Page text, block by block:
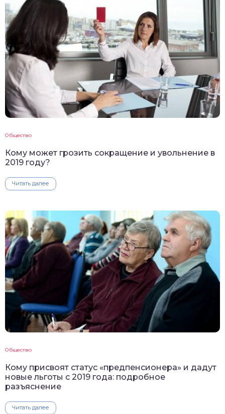
Общество
Кому может грозить сокращение и увольнение в
2019 году?
Читать далее
Общество
Кому присвоят статус «предпенсионера» и дадут
новые льготы с 2019 года: подробное
разъяснение
Читать далее